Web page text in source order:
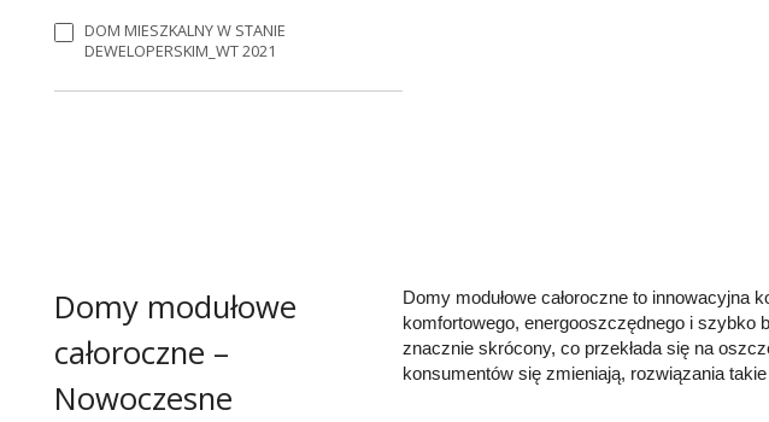
DOM MIESZKALNY W STANIE
DEWELOPERSKIM_WT 2021
Domy modułowe
całoroczne –
Nowoczesne
Domy modułowe całoroczne to
komfortowego, energooszczędnego i szybko
znacznie skrócony, co przekłada się na
konsumentów się zmieniają, rozwiązania